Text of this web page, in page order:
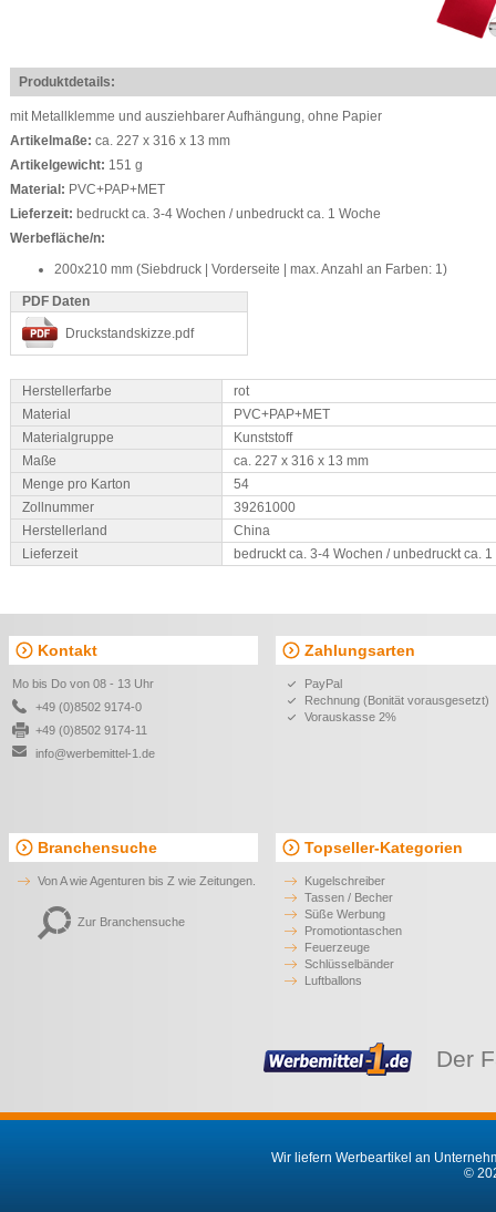
Produktdetails:
mit Metallklemme und ausziehbarer Aufhängung, ohne Papier
Artikelmaße: ca. 227 x 316 x 13 mm
Artikelgewicht: 151 g
Material: PVC+PAP+MET
Lieferzeit: bedruckt ca. 3-4 Wochen / unbedruckt ca. 1 Woche
Werbefläche/n:
200x210 mm (Siebdruck | Vorderseite | max. Anzahl an Farben: 1)
PDF Daten
Druckstandskizze.pdf
Herstellerfarbe
rot
Material
PVC+PAP+MET
Materialgruppe
Kunststoff
Maße
ca. 227 x 316 x 13 mm
Menge pro Karton
54
Zollnummer
39261000
Herstellerland
China
Lieferzeit
bedruckt ca. 3-4 Wochen / unbedruckt ca. 1
Kontakt
Mo bis Do von 08 - 13 Uhr
+49 (0)8502 9174-0
+49 (0)8502 9174-11
info@werbemittel-1.de
Zahlungsarten
PayPal
Rechnung (Bonität vorausgesetzt)
Vorauskasse 2%
Branchensuche
Von A wie Agenturen bis Z wie Zeitungen.
Zur Branchensuche
Topseller-Kategorien
Kugelschreiber
Tassen / Becher
Süße Werbung
Promotiontaschen
Feuerzeuge
Schlüsselbänder
Luftballons
Der
Wir liefern Werbeartikel an
©